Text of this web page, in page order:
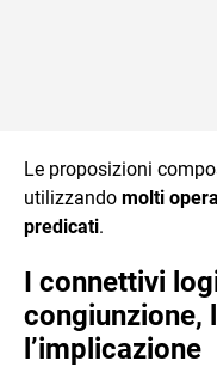
Le proposizioni
utilizzando molti
predicati.
I connettivi
congiunzione,
l’implicazione